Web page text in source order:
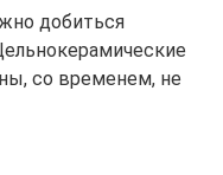
добиться
со временем, не